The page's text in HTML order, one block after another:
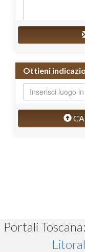
Ottieni
Portali Toscana: